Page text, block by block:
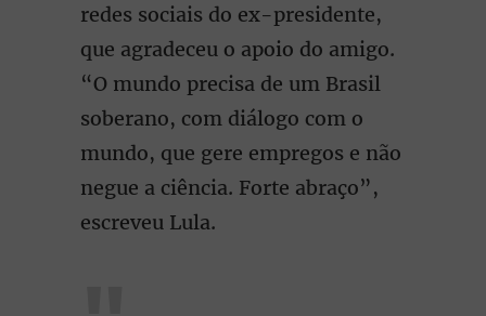
redes sociais do ex-presidente,
que agradeceu o apoio do amigo.
“O mundo precisa de um Brasil
soberano, com diálogo com o
mundo, que gere empregos e não
negue a ciência. Forte abraço”,
escreveu Lula.